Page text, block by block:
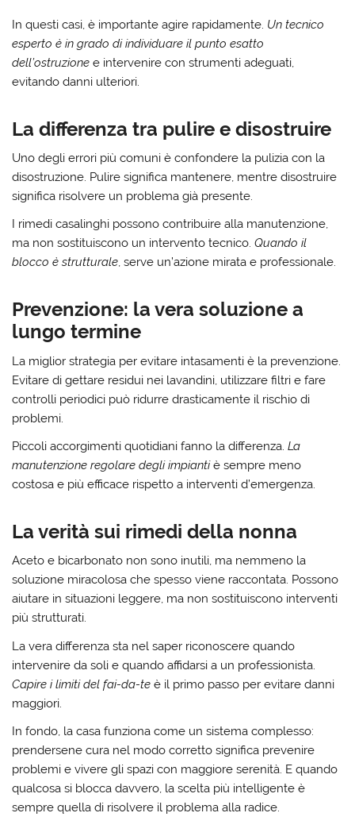
In questi casi, è importante agire rapidamente. Un tecnico
esperto è in grado di individuare il punto esatto
dell’ostruzione e intervenire con strumenti adeguati,
evitando danni ulteriori.
La differenza tra pulire e disostruire
Uno degli errori più comuni è confondere la pulizia con la
disostruzione. Pulire significa mantenere, mentre disostruire
significa risolvere un problema già presente.
I rimedi casalinghi possono contribuire alla manutenzione,
ma non sostituiscono un intervento tecnico.Quando il
blocco è strutturale, serve un’azione mirata e professionale.
Prevenzione: la vera soluzione a
lungo termine
La miglior strategia per evitare intasamenti è la prevenzione.
Evitare di gettare residui nei lavandini , utilizzare filtri e fare
controlli periodici può ridurre drasticamente il rischio di
problemi.
Piccoli accorgimenti quotidiani fanno la differenza.La
manutenzione regolare degli impiantiè sempre meno
costosa e più efficace rispetto a interventi d’emergenza.
La verità sui rimedi della nonna
Aceto e bicarbonato non sono inutili, ma nemmeno la
soluzione miracolosa che spesso viene raccontata. Possono
aiutare in situazioni leggere, ma non sostituiscono interventi
più strutturati.
La vera differenza sta nel saper riconoscere quando
intervenire da soli e quando affidarsi a un professionista.
Capire i limiti del fai-da-te è il primo passo per evitare danni
maggiori.
In fondo, la casa funziona come un sistema complesso:
prendersene cura nel modo corretto significa prevenire
problemi e vivere gli spazi con maggiore serenità. E quando
qualcosa si blocca davvero, la scelta più intelligente è
sempre quella di risolvere il problema alla radice.